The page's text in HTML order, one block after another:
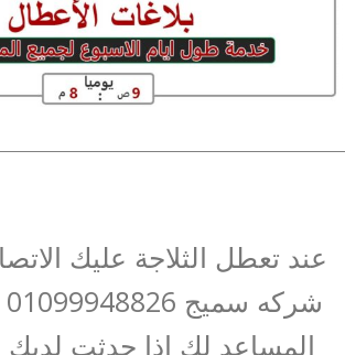
عند تعطل الثلاجة عليك
المساعد لك اذا حدثت